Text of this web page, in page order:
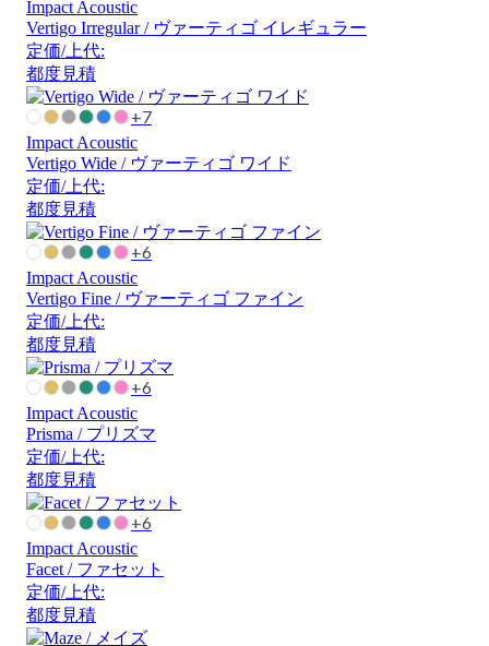
Impact Acoustic
Vertigo Irregular / ヴァーティゴ イレギュラー
定価/上代:
都度見積
+7
Impact Acoustic
Vertigo Wide / ヴァーティゴ ワイド
定価/上代:
都度見積
+6
Impact Acoustic
Vertigo Fine / ヴァーティゴ ファイン
定価/上代:
都度見積
+6
Impact Acoustic
Prisma / プリズマ
定価/上代:
都度見積
+6
Impact Acoustic
Facet / ファセット
定価/上代:
都度見積